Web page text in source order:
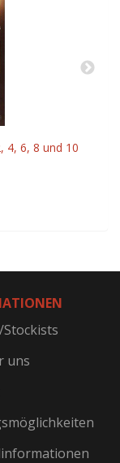
4, 6, 8 und 10
uns